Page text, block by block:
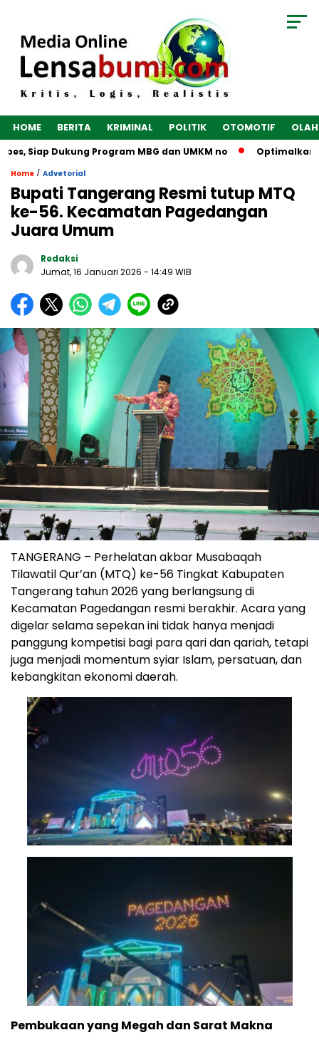
HOME BERITA KRIMINAL POLITIK OTOMOTIF
Dukung Program MBG dan UMKM no Optimalkan
Home / Advetorial
Bupati Tangerang Resmi tutup MTQ
ke-56. Kecamatan Pagedangan
Juara Umum
Redaksi
Jumat, 16 Januari 2026 - 14:49 WIB
TANGERANG – Perhelatan akbar Musabaqah
Tilawatil Qur’an (MTQ) ke-56 Tingkat Kabupaten
Tangerang tahun 2026 yang berlangsung di
Kecamatan Pagedangan resmi berakhir. Acara yang
digelar selama sepekan ini tidak hanya menjadi
panggung kompetisi bagi para qari dan qariah, tetapi
juga menjadi momentum syiar Islam, persatuan, dan
kebangkitan ekonomi daerah.
Pembukaan yang Megah dan Sarat Makna